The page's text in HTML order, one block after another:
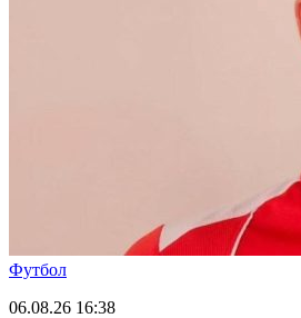
Футбол
06.08.26 16:38